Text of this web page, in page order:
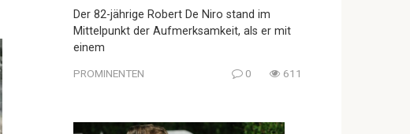
Der 82-jährige Robert De Niro stand im
Mittelpunkt der Aufmerksamkeit, als er mit
einem
PROMINENTEN 0 611